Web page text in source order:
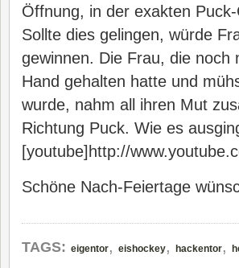
Öffnung, in der exakten
Sollte dies gelingen, würde
gewinnen. Die Frau, die noch
Hand gehalten hatte und
wurde, nahm all ihren Mut
Richtung Puck. Wie es
[youtube]http://
Schöne Nach-Feiertage
TAGS: eigentor, eishockey, hackentor,